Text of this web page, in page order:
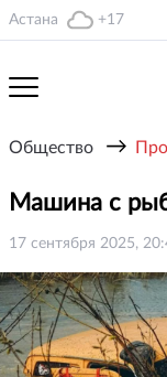
Астана +17
Общество →
Машина с
17 сентября 2025,